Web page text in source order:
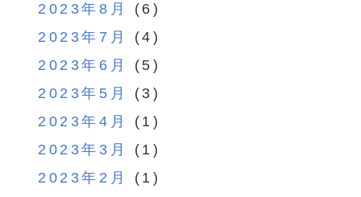
2023年8月
(6)
2023年7月
(4)
2023年6月
(5)
2023年5月
(3)
2023年4月
(1)
2023年3月
(1)
2023年2月
(1)